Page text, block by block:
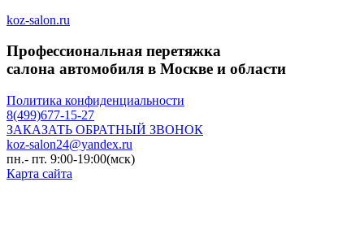
koz-salon.ru
Профессиональная перетяжка
салона автомобиля в Москве и области
Политика конфиденциальности
8(499)677-15-27
ЗАКАЗАТЬ ОБРАТНЫЙ ЗВОНОК
koz-salon24@yandex.ru
пн.- пт. 9:00-19:00(мск)
Карта сайта